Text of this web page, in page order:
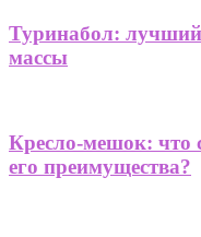
Туринабол: лучший
массы
Кресло-мешок: что
его преимущества?